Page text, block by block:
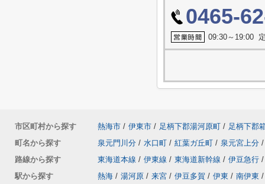
0465-
09:30～19:00
市区町村から探す 熱海市 / 伊東市 / 足柄下郡湯河原町 / 足柄下郡
町名から探す
泉元門川分 / 水口町 / 紅葉ガ丘町 / 泉元宮上分 /
路線から探す
東海道本線 / 伊東線 / 東海道新幹線 / 伊豆急行 /
駅から探す
熱海 / 湯河原 / 来宮 / 伊豆多賀 / 伊東 / 南伊東 /